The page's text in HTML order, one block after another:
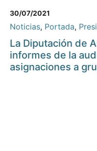
30/07/2021
Noticias, Portada,
La Diputación de
informes de la
asignaciones a